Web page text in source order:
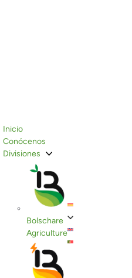
Inicio
Conócenos
Divisiones
Bolschare
Agriculture